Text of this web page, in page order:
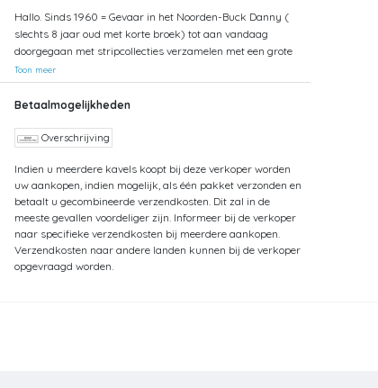
Hallo. Sinds 1960 = Gevaar in het Noorden-Buck Danny (
slechts 8 jaar oud met korte broek) tot aan vandaag
doorgegaan met stripcollecties verzamelen met een grote
voorliefde voor de jaren 50-60 Dupuis. Helaas mijn zolder
gaat bezwijken onder het gewicht. Dus opruimen. Opsturen
gaat met Post.nl =Track en Trace Nederland = tot aan 10 kg
- tot aan 5 kg : 22 Pakketten naar België altijd
Frankrijk. Denk daarbij goed aan het verschil in gewicht bij
SC en HC
Toon meer
Betaalmogelijkheden
Overschrijving
Indien u meerdere kavels koopt bij deze verkoper worden
uw aankopen, indien mogelijk, als één pakket verzonden en
betaalt u gecombineerde verzendkosten. Dit zal in de
meeste gevallen voordeliger zijn. Informeer bij de verkoper
naar specifieke verzendkosten bij meerdere aankopen.
Verzendkosten naar andere landen kunnen bij de verkoper
opgevraagd worden.